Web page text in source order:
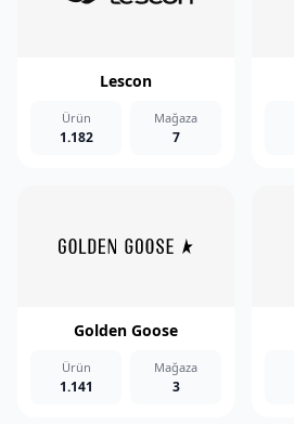
Lescon
Ürün
1.182
Mağaza
7
Golden Goose
Ürün
1.141
Mağaza
3